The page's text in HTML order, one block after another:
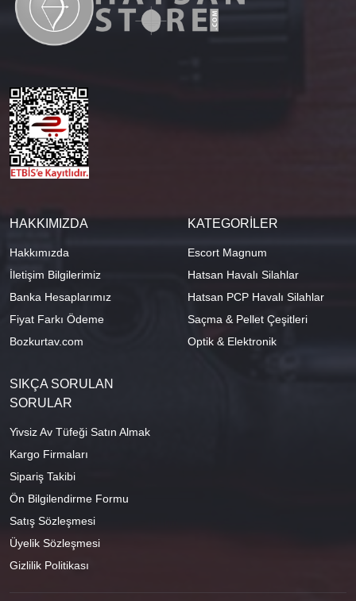
HAKKIMIZDA
Hakkımızda
İletişim Bilgilerimiz
Banka Hesaplarımız
Fiyat Farkı Ödeme
Bozkurtav.com
KATEGORİLER
Escort Magnum
Hatsan Havalı Silahlar
Hatsan PCP Havalı Silahlar
Saçma & Pellet Çeşitleri
Optik & Elektronik
SIKÇA SORULAN
SORULAR
Yivsiz Av Tüfeği Satın Almak
Kargo Firmaları
Sipariş Takibi
Ön Bilgilendirme Formu
Satış Sözleşmesi
Üyelik Sözleşmesi
Gizlilik Politikası